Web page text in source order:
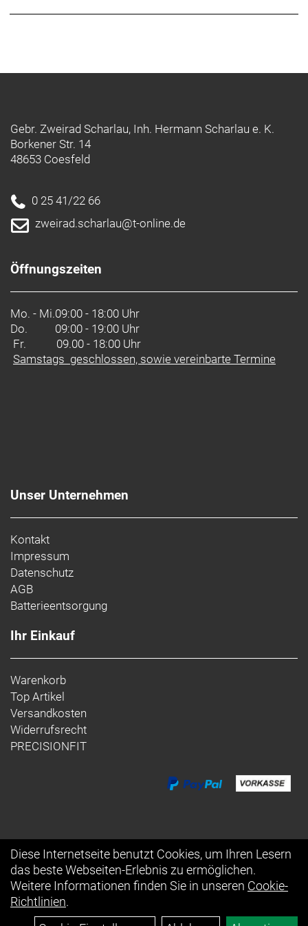
Aeolus-Fahrverhalten mit klassenführender
Überlegene Aerodynamik
Im Gegensatz zu seinen Mitbewerbern, wurde das
Aeolus XXX für aerodynamische Performance bei
über 10.000 Felgenprofile entwickelt und getestet,
um letztendlich drei Profilhöhen zu definieren, die
führend bei Speed, Stabilität und Gewicht sind.
Carbon Care Wheel Lo
Alle Carbonlaufräder
Perfekt kombiniert
Bontrager bietet eine Tubless-Komplettsystem,
einschließlich Laufrädern, Reifen, Dichtmittel,
Ventilen und Felgenbändern. Für eine optimale
Gebr. Zweirad Scharlau, Inh. Hermann Scharlau e. K.
Borkener Str. 14
48653 Coesfeld
0 25 41/22 66
zweirad.scharlau@t-online.de
Öffnungszeiten
Mo. - Mi.09:00 - 18:00 Uhr
Do.
09:00 - 19:00 Uhr
Fr. 09.00 - 18:00 Uhr
Samstags geschlossen, sowie vereinbarte Termine
Unser Unternehmen
Kontakt
Impressum
Datenschutz
AGB
Batterieentsorgung
Ihr Einkauf
Warenkorb
Top Artikel
Versandkosten
Widerrufsrecht
PRECISIONFIT
Diese Internetseite benutzt Cookies, um Ihren Lesern
das beste Webseiten-Erlebnis zu ermöglichen.
Weitere Informationen finden Sie in unseren Cookie-
Richtlinien.
Auftrag widerrufen